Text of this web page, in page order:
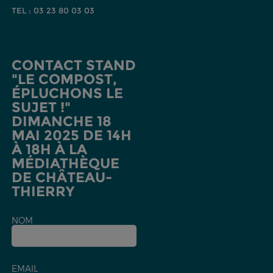
TEL : 03 23 80 03 03
CONTACT STAND
"LE COMPOST,
ÉPLUCHONS LE
SUJET !"
DIMANCHE 18
MAI 2025 DE 14H
À 18H À LA
MÉDIATHÈQUE
DE CHÂTEAU-
THIERRY
NOM
EMAIL